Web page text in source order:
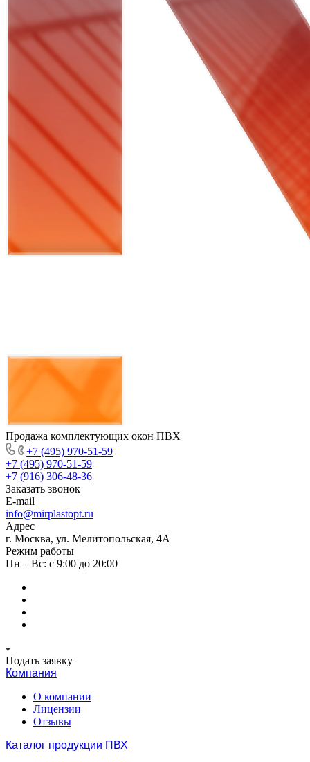
Продажа комплектующих окон ПВХ
+7 (495) 970-51-59
+7 (495) 970-51-59
+7 (916) 306-48-36
Заказать звонок
E-mail
info@mirplastopt.ru
Адрес
г. Москва, ул. Мелитопольская, 4А
Режим работы
Пн – Вс: с 9:00 до 20:00
Подать заявку
Компания
О компании
Лицензии
Отзывы
Каталог продукции ПВХ